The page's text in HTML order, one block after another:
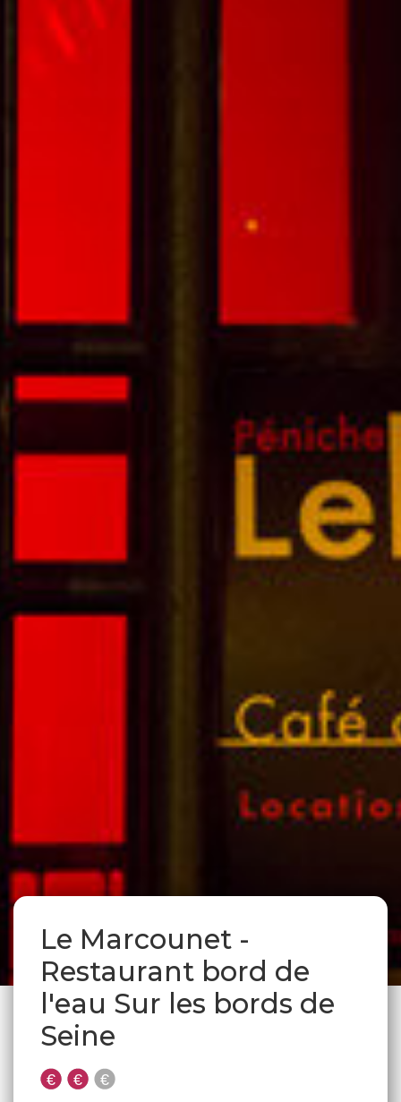
Le Marcounet -
Restaurant bord de
l'eau Sur les bords de
Seine